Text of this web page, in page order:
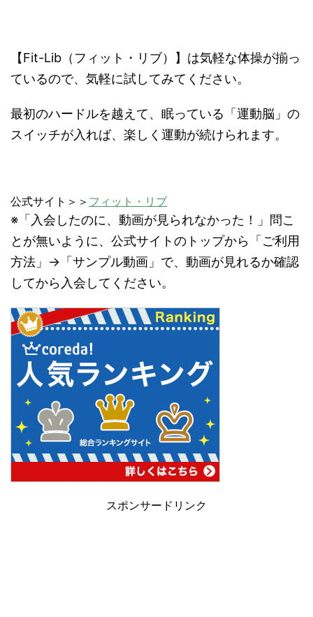
【Fit-Lib（フィット・リブ）】は気軽な体操が揃っ
ているので、気軽に試してみてください。
最初のハードルを越えて、眠っている「運動脳」の
スイッチが入れば、楽しく運動が続けられます。
公式サイト＞＞ フィット・リブ
※「入会したのに、動画が見られなかった！」問こ
とが無いように、公式サイトのトップから「ご利用
方法」→「サンプル動画」で、動画が見れるか確認
してから入会してください。
スポンサードリンク